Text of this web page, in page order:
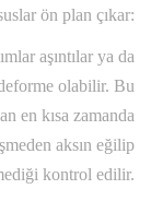
ön plan çıkar:
aşıntılar ya da
olabilir. Bu
en kısa zamanda
aksın eğilip
kontrol edilir.